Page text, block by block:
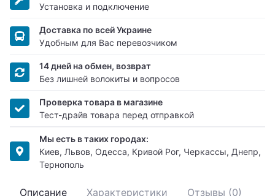
Установка и подключение
Доставка по всей Украине
Удобным для Вас перевозчиком
14 дней на обмен, возврат
Без лишней волокиты и вопросов
Проверка товара в магазине
Тест-драйв товара перед отправкой
Мы есть в таких городах:
Киев, Львов, Одесса, Кривой Рог, Черкассы, Днепр,
Тернополь
Описание Характеристики Отзывы (0)